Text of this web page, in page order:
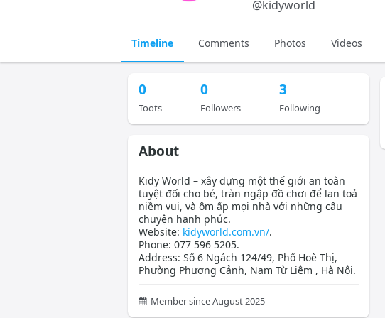
@kidyworld
Timeline Comments Photos Videos
0
Toots
0
Followers
3
Following
About
Kidy World – xây dựng một thế giới an toàn
tuyệt đối cho bé, tràn ngập đồ chơi để lan toả
niềm vui, và ôm ấp mọi nhà với những câu
chuyện hạnh phúc.
Website: kidyworld.com.vn/.
Phone: 077 596 5205.
Address: Số 6 Ngách 124/49, Phố Hoè Thị,
Phường Phương Cảnh, Nam Từ Liêm , Hà Nội.
Member since August 2025